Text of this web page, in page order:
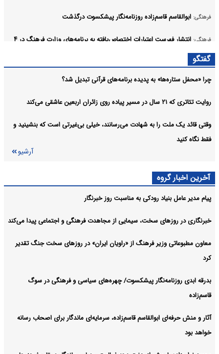
فرهنگی: ابوالقاسم قاسم‌زاده روزنامه‌نگار پیشکسوت درگذشت
فرهنگی:
انتشار فهرست اعتبارات اختصاص‌یافته به برنامه‌های وزارت فرهنگ در ۴
ماهه نخست ۱۴۰۵
فرهنگی: دفتر رهبر انقلاب انتساب‌های نادرست را حتی از نزدیکان نمی‌پذیرد
فرهنگی: متن کامل زیارت اربعین حسینی به همراه ترجمه +صوت
گفتگو
چرا «محفل ستاره‌ها» به پدیده برنامه‌های قرآنی تبدیل شد؟
روایت تئاتری که ۲۱ سال در مسیر پیاده روی زائران اربعین عاشقی می‌کند
وقتی قائد یک ملت را به شهادت می‌رسانند، خیلی بی‌غیرتی است که بنشینید و
فقط نگاه کنید
آرشیو
آخرین اخبار گروه
پیام مدیر عامل بنیاد رودکی به مناسبت روز خبرنگار
خبرنگاری در روزهای سخت، سیمایی از مجاهدت فرهنگی و اجتماعی پیدا می‌کند
معاون مطبوعاتی وزیر فرهنگ از «راویان ایران» در روزهای سخت جنگ تقدیر
کرد
بدرقه ابدی روزنامه‌نگار پیشکسوت/ چهره‌های سیاسی و فرهنگی در سوگ
قاسم‌زاده
آثار و منش حرفه‌ای ابوالقاسم قاسم‌زاده، سرمایه‌ای ماندگار برای اصحاب رسانه
خواهد بود